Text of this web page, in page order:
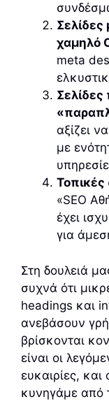
χαμηλό
meta
αξίζει
με
Τοπικές
«SEO
έχει
για
Στη δουλειά
συχνά ότι
headings και
ανεβάσουν
βρίσκονται
είναι οι
ευκαιρίες,
κυνηγάμε από